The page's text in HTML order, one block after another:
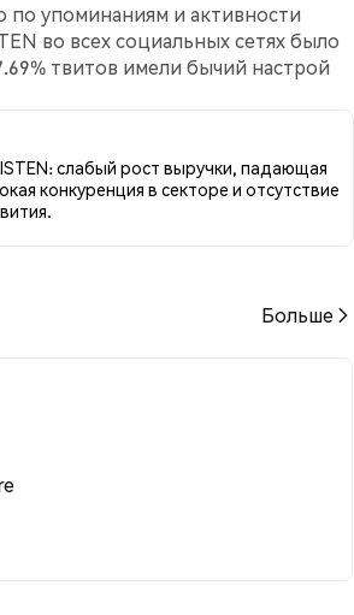
по упоминаниям и активности
во всех социальных сетях было
твитов имели бычий настрой
слабый рост выручки, падающая
конкуренция в секторе и отсутствие
Больше